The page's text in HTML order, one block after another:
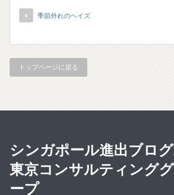
季節外れのヘイズ
トップページに戻る
シンガポール進出ブロ
東京コンサルティング
ープ